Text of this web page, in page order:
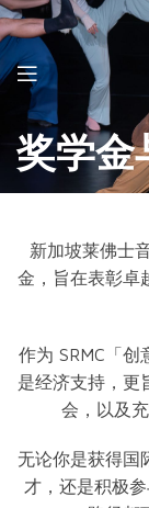
奖学金
新加坡莱佛士
金，旨在表彰卓
作为 SRMC「
是经济支持，更
会，以及
无论你是获得国
才，还是积极